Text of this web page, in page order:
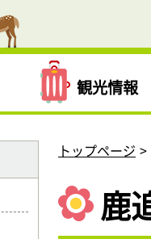
観光情報
トップページ
鹿